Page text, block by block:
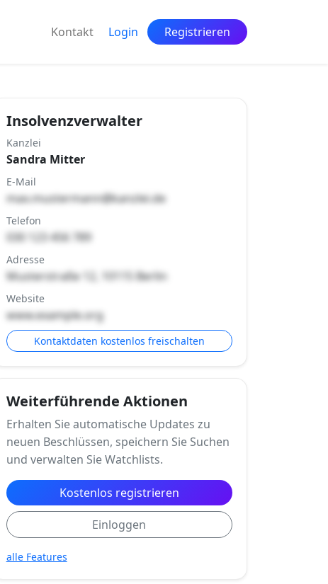
Kontakt Login Registrieren
Insolvenzverwalter
Kanzlei
Sandra Mitter
E-Mail
max.mustermann@kanzlei.de
Telefon
030 123 456 789
Adresse
Musterstraße 12, 10115 Berlin
Website
www.example.org
Kontaktdaten kostenlos freischalten
Weiterführende Aktionen
Erhalten Sie automatische Updates zu
neuen Beschlüssen, speichern Sie Suchen
und verwalten Sie Watchlists.
Kostenlos registrieren
Einloggen
alle Features